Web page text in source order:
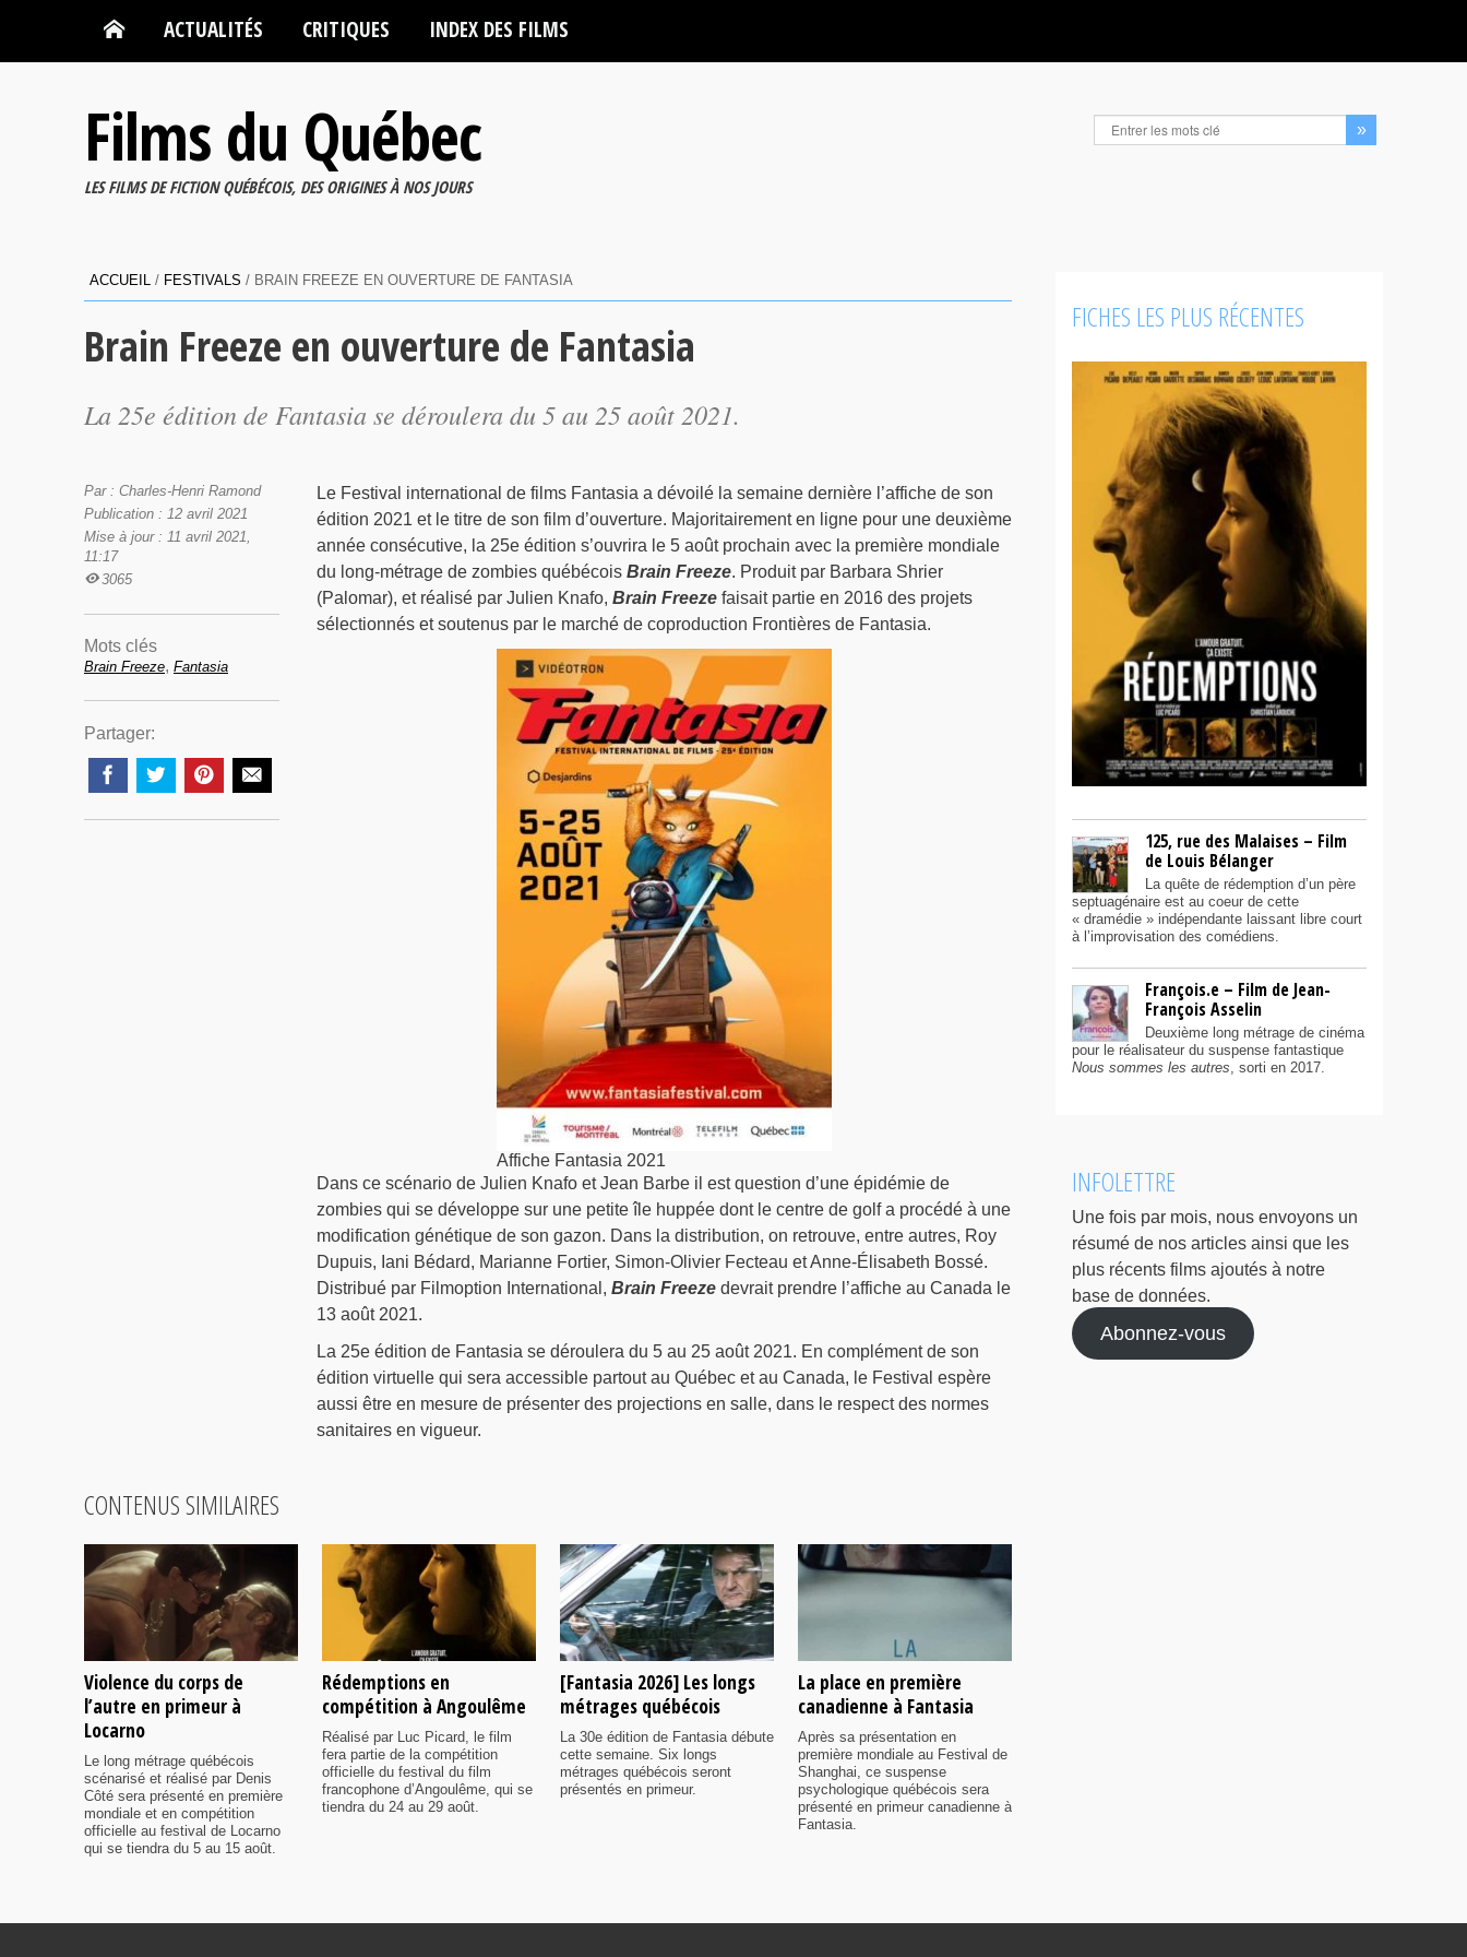
ACTUALITÉS CRITIQUES INDEX DES FILMS
Films du Québec
LES FILMS DE FICTION QUÉBÉCOIS, DES ORIGINES À NOS JOURS
ACCUEIL / FESTIVALS / BRAIN FREEZE EN OUVERTURE DE FANTASIA
Brain Freeze en ouverture de Fantasia
La 25e édition de Fantasia se déroulera du 5 au 25 août 2021.
Le Festival international de films Fantasia a dévoilé la semaine dernière l’affiche de son
édition 2021 et le titre de son film d’ouverture. Majoritairement en ligne pour une deuxième
année consécutive, la 25e édition s’ouvrira le 5 août prochain avec la première mondiale
du long-métrage de zombies québécois Brain Freeze. Produit par Barbara Shrier
(Palomar), et réalisé par Julien Knafo, Brain Freezefaisait partie en 2016 des projets
sélectionnés et soutenus par le marché de coproduction Frontières de Fantasia.
Affiche Fantasia 2021
Dans ce scénario de Julien Knafo et Jean Barbe il est question d’une épidémie de
zombies qui se développe sur une petite île huppée dont le centre de golf a procédé à une
modification génétique de son gazon. Dans la distribution, on retrouve, entre autres, Roy
Dupuis, Iani Bédard, Marianne Fortier, Simon-Olivier Fecteau et Anne-Élisabeth Bossé.
Distribué par Filmoption International, Brain Freezedevrait prendre l’affiche au Canada le
13 août 2021.
La 25e édition de Fantasia se déroulera du 5 au 25 août 2021. En complément de son
édition virtuelle qui sera accessible partout au Québec et au Canada, le Festival espère
aussi être en mesure de présenter des projections en salle, dans le respect des normes
sanitaires en vigueur.
Par : Charles-Henri Ramond
Publication : 12 avril 2021
Mise à jour : 11 avril 2021,
11:17
3065
Mots clés
Brain Freeze, Fantasia
Partager:
CONTENUS SIMILAIRES
Violence du corps de
l’autre en primeur à
Locarno
Le long métrage québécois
scénarisé et réalisé par Denis
Côté sera présenté en première
mondiale et en compétition
officielle au festival de Locarno
qui se tiendra du 5 au 15 août.
Rédemptions en
compétition à Angoulême
Réalisé par Luc Picard, le film
fera partie de la compétition
officielle du festival du film
francophone d’Angoulême, qui se
tiendra du 24 au 29 août.
[Fantasia 2026] Les longs
métrages québécois
La 30e édition de Fantasia débute
cette semaine. Six longs
métrages québécois seront
présentés en primeur.
La place en première
canadienne à Fantasia
Après sa présentation en
première mondiale au Festival de
Shanghai, ce suspense
psychologique québécois sera
présenté en primeur canadienne à
Fantasia.
FICHES LES PLUS RÉCENTES
125, rue des Malaises – Film
de Louis Bélanger
La quête de rédemption d’un père
septuagénaire est au coeur de cette
« dramédie » indépendante laissant libre court
à l’improvisation des comédiens.
François.e – Film de Jean-
François Asselin
Deuxième long métrage de cinéma
pour le réalisateur du suspense fantastique
Nous sommes les autres, sorti en 2017.
INFOLETTRE
Une fois par mois, nous envoyons un
résumé de nos articles ainsi que les
plus récents films ajoutés à notre
base de données.
Abonnez-vous